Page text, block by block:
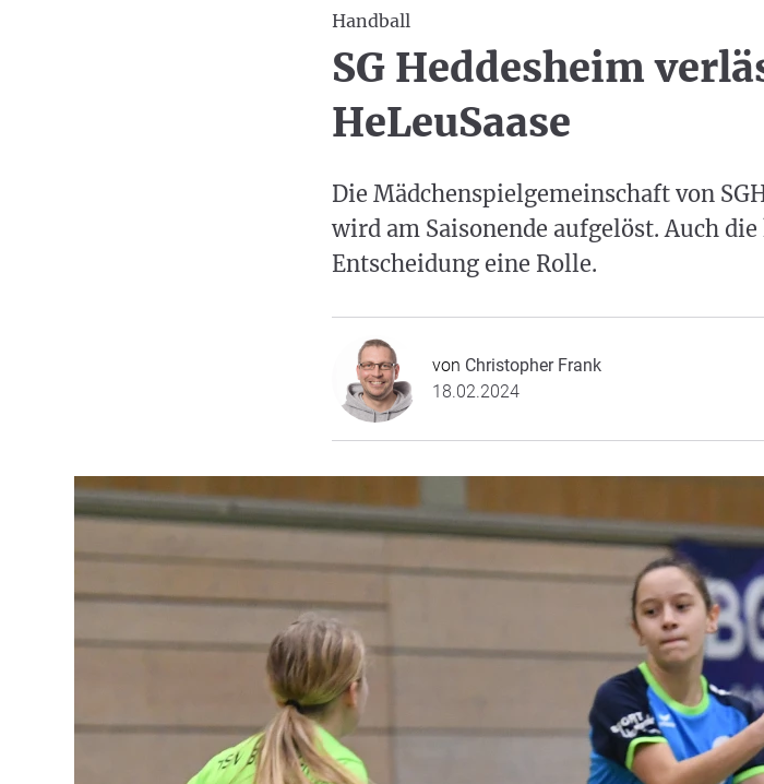
Handball
SG Heddesheim
HeLeuSaase
Die Mädchenspielgemeinschaft von
wird am Saisonende aufgelöst. Auch
Entscheidung eine Rolle.
von Christopher Frank
18.02.2024